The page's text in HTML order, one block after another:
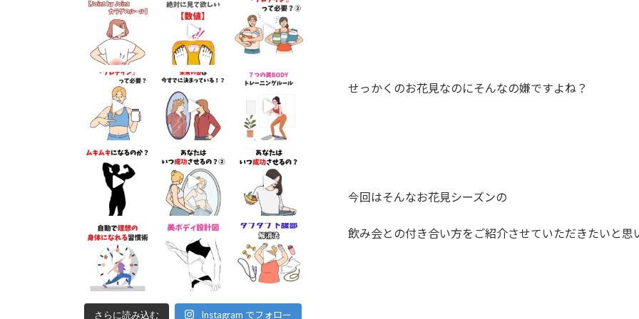
せっかくのお花見なのにそんなの嫌ですよね？
今回はそんなお花見シーズンの
飲み会との付き合い方をご紹介させていただきたいと思
さらに読み込む Instagram でフォロー